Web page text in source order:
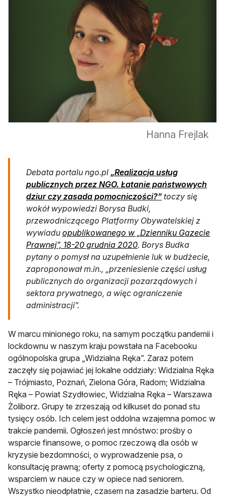
Hanna Frejlak
Debata portalu ngo.pl „Realizacja usług
publicznych przez NGO. Łatanie państwowych
dziur czy zasada pomocniczości?” toczy się
wokół wypowiedzi Borysa Budki,
przewodniczącego Platformy Obywatelskiej z
wywiadu opublikowanego w „Dzienniku Gazecie
Prawnej”, 18-20 grudnia 2020otwiera się w nowej
. Borys Budka
pytany o pomysł na uzupełnienie luk w budżecie,
zaproponował m.in., „przeniesienie części usług
publicznych do organizacji pozarządowych i
sektora prywatnego, a więc ograniczenie
administracji”.
W marcu minionego roku, na samym początku pandemii i
lockdownu w naszym kraju powstała na Facebooku
ogólnopolska grupa „Widzialna Ręka”. Zaraz potem
zaczęły się pojawiać jej lokalne oddziały: Widzialna Ręka
– Trójmiasto, Poznań, Zielona Góra, Radom; Widzialna
Ręka – Powiat Szydłowiec, Widzialna Ręka – Warszawa
Żoliborz. Grupy te zrzeszają od kilkuset do ponad stu
tysięcy osób. Ich celem jest oddolna wzajemna pomoc w
trakcie pandemii. Ogłoszeń jest mnóstwo: prośby o
wsparcie finansowe, o pomoc rzeczową dla osób w
kryzysie bezdomności, o wyprowadzenie psa, o
konsultację prawną; oferty z pomocą psychologiczną,
wsparciem w nauce czy w opiece nad seniorem.
Wszystko nieodpłatnie, czasem na zasadzie barteru. Od